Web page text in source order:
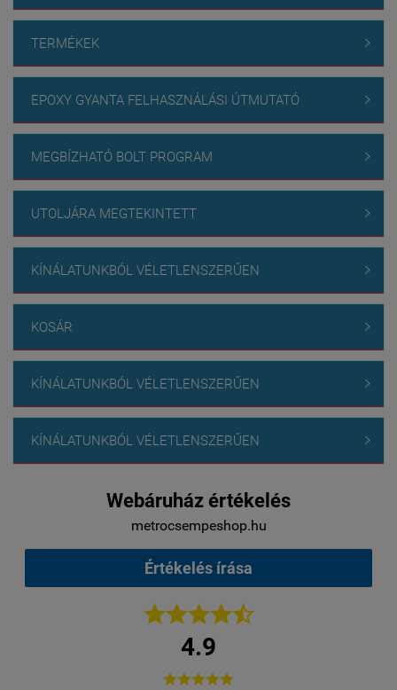
TERMÉKEK 
EPOXY GYANTA FELHASZNÁLÁSI ÚTMUTATÓ 
MEGBÍZHATÓ BOLT PROGRAM 
UTOLJÁRA MEGTEKINTETT 
KÍNÁLATUNKBÓL VÉLETLENSZERŰEN 
KOSÁR 
KÍNÁLATUNKBÓL VÉLETLENSZERŰEN 
KÍNÁLATUNKBÓL VÉLETLENSZERŰEN 
Webáruház értékelés
metrocsempeshop.hu
Értékelés írása

4.9
